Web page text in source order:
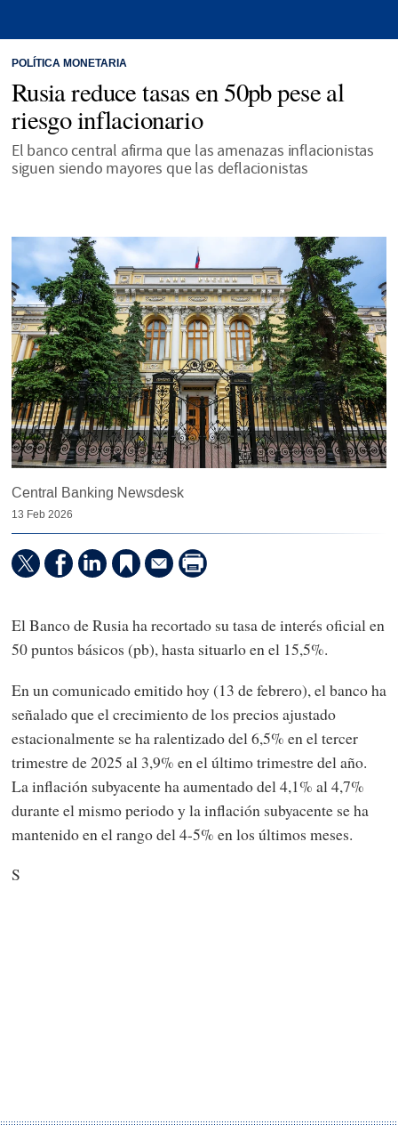
POLÍTICA MONETARIA
Rusia reduce tasas en 50pb pese al
riesgo inflacionario
El banco central afirma que las amenazas inflacionistas
siguen siendo mayores que las deflacionistas
Central Banking Newsdesk
13 Feb 2026
El Banco de Rusia ha recortado su tasa de interés oficial en
50 puntos básicos (pb), hasta situarlo en el 15,5%.
En un comunicado emitido hoy (13 de febrero), el banco ha
señalado que el crecimiento de los precios ajustado
estacionalmente se ha ralentizado del 6,5% en el tercer
trimestre de 2025 al 3,9% en el último trimestre del año.
La inflación subyacente ha aumentado del 4,1% al 4,7%
durante el mismo periodo y la inflación subyacente se ha
mantenido en el rango del 4-5% en los últimos meses.
S